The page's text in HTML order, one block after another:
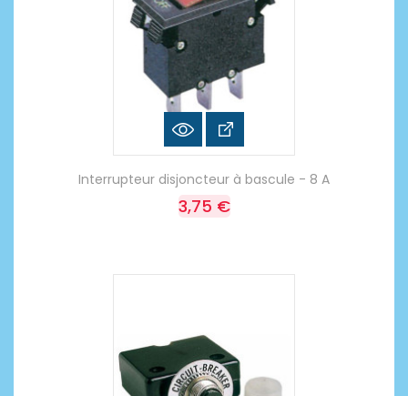
Interrupteur disjoncteur à bascule - 8 A
3,75 €